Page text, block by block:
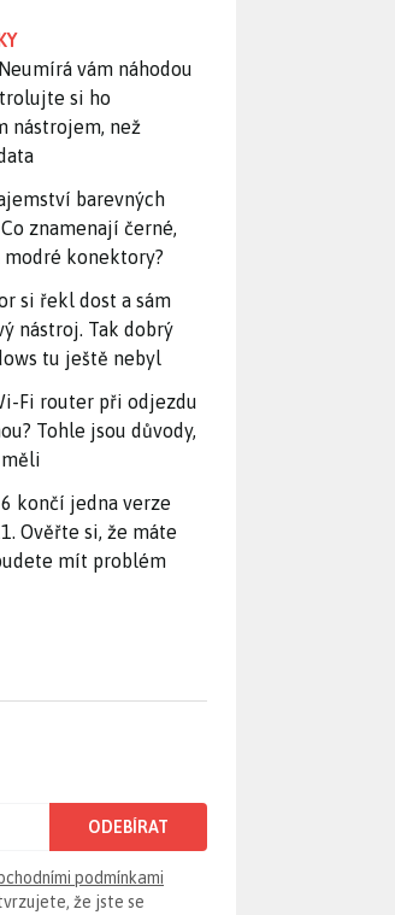
vám náhodou
si ho
nástrojem, než
barevných
znamenají černé,
modré konektory?
si řekl dost a sám
nástroj. Tak dobrý
tu ještě nebyl
Fi router při odjezdu
Tohle jsou důvody,
končí jedna verze
Ověřte si, že máte
mít problém
ODEBÍRAT
podmínkami
že jste se